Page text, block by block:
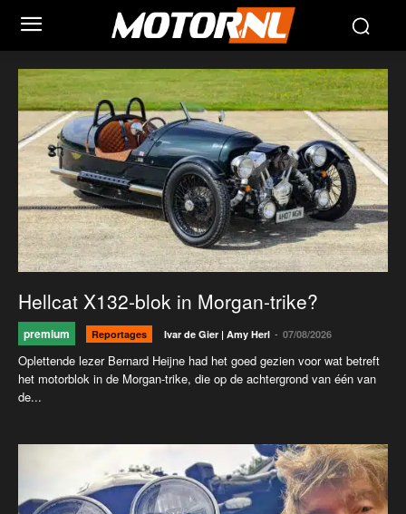
Hellcat X132-blok in Morgan-trike?
premium Reportages Ivar de Gier | Amy Herl - 07/08/2026
Oplettende lezer Bernard Heijne had het goed gezien voor wat betreft
het motorblok in de Morgan-trike, die op de achtergrond van één van
de...